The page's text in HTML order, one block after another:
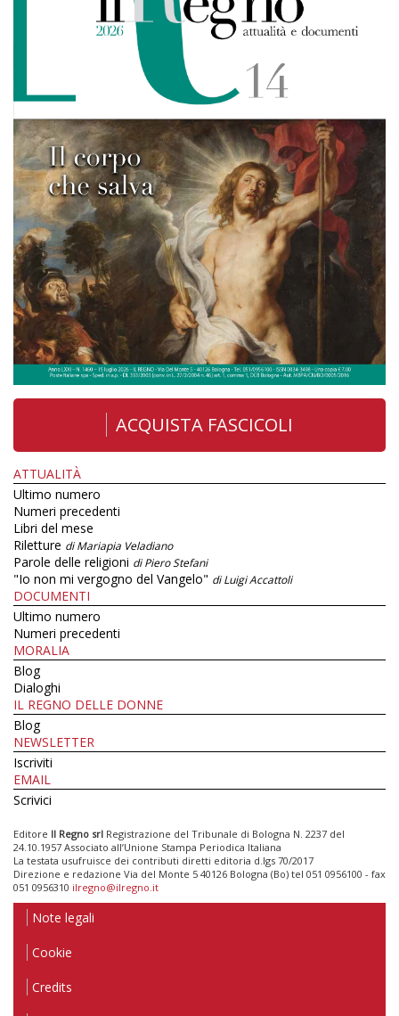
ACQUISTA FASCICOLI
ATTUALITÀ
Ultimo numero
Numeri precedenti
Libri del mese
Riletture di Mariapia Veladiano
Parole delle religioni di Piero Stefani
"Io non mi vergogno del Vangelo" di Luigi Accattoli
DOCUMENTI
Ultimo numero
Numeri precedenti
MORALIA
Blog
Dialoghi
IL REGNO DELLE DONNE
Blog
NEWSLETTER
Iscriviti
EMAIL
Scrivici
Editore Il Regno srl Registrazione del Tribunale di Bologna N. 2237 del
24.10.1957 Associato all’Unione Stampa Periodica Italiana
La testata usufruisce dei contributi diretti editoria d.lgs 70/2017
Direzione e redazione Via del Monte 5 40126 Bologna (Bo) tel 051 0956100 - fax
051 0956310 ilregno@ilregno.it
Note legali
Cookie
Credits